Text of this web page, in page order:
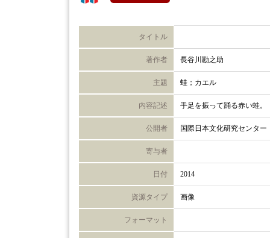
タイトル
著作者 長谷川勘之助
主題 蛙；カエル
内容記述 手足を振って踊る赤い蛙。
公開者 国際日本文化研究センター
寄与者
日付 2014
資源タイプ 画像
フォーマット